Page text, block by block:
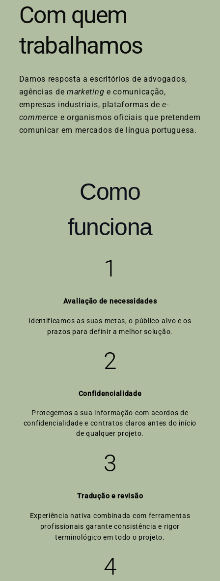
Com quem
trabalhamos
Damos resposta a escritórios de advogados,
agências de marketing e comunicação,
empresas industriais, plataformas dee-
commerce e organismos oficiais que pretendem
comunicar em mercados de língua portuguesa.
Como
funciona
1
Avaliação de necessidades
Identificamos as suas metas, o público-alvo e os
prazos para definir a melhor solução.
2
Confidencialidade
Protegemos a sua informação com acordos de
confidencialidade e contratos claros antes do início
de qualquer projeto.
3
Tradução e revisão
Experiência nativa combinada com ferramentas
profissionais garante consistência e rigor
terminológico em todo o projeto.
4